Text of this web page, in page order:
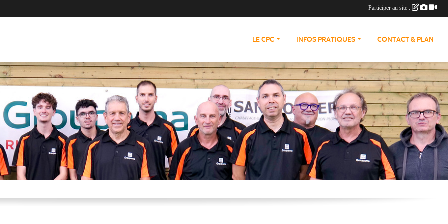
LE CPC INFOS PRATIQUES CONTACT & PLAN
Participer au site :